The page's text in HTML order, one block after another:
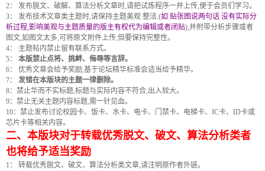
爱
破
2： 发布脱文、破解、算法分析文章时,请把试炼程序一并上传,便于会员们学习。
3： 发布技术文章类主题时,请保持主题美观 整洁.(如 贴张图说两句话 没有实际分
析过程,影响美观与主题质量的版主有权代为编辑或者闭贴),并附带分析步骤或者
图文,如图文太多,可将原文附件上传,但要保持完整性。
4： 主题帖内禁止留有联系方式。
5： 本版禁止点将、挑衅、侮辱等言辞。
6： 优秀文章会给予奖励,基于论坛精华标准会适当给予精华。
7： 发错在本版块的主题一律删除。
8：禁止华而不实标题,标题与实际内容不符合,出入较大。
9：禁止无关主题内容标题,需一针见血。
10：禁止发布讨论校园卡、饭卡、水卡、电卡、门禁卡、电梯卡、IC卡、ID卡或
芯片卡等相关内容。
二、本版块对于转载优秀脱文、破文、算法分析类者
也将给予适当奖励
1： 转载优秀脱文、破文、算法分析类文章,请注明原作者外链。